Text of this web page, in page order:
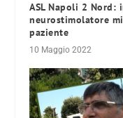
ASL Napoli 2
neurostimolatore
paziente
10 Maggio 2022